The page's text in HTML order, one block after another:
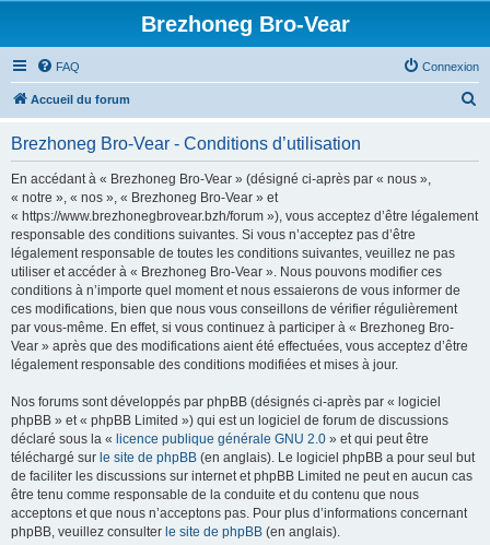
Brezhoneg Bro-Vear
FAQ Connexion
Accueil du forum
Brezhoneg Bro-Vear - Conditions d’utilisation
En accédant à « Brezhoneg Bro-Vear » (désigné ci-après par « nous »,
« notre », « nos », « Brezhoneg Bro-Vear » et
« https://www.brezhonegbrovear.bzh/forum »), vous acceptez d’être légalement
responsable des conditions suivantes. Si vous n’acceptez pas d’être
légalement responsable de toutes les conditions suivantes, veuillez ne pas
utiliser et accéder à « Brezhoneg Bro-Vear ». Nous pouvons modifier ces
conditions à n’importe quel moment et nous essaierons de vous informer de
ces modifications, bien que nous vous conseillons de vérifier régulièrement
par vous-même. En effet, si vous continuez à participer à « Brezhoneg Bro-
Vear » après que des modifications aient été effectuées, vous acceptez d’être
légalement responsable des conditions modifiées et mises à jour.
Nos forums sont développés par phpBB (désignés ci-après par « logiciel
phpBB » et « phpBB Limited ») qui est un logiciel de forum de discussions
déclaré sous la « licence publique générale GNU 2.0 » et qui peut être
téléchargé sur le site de phpBB (en anglais). Le logiciel phpBB a pour seul but
de faciliter les discussions sur internet et phpBB Limited ne peut en aucun cas
être tenu comme responsable de la conduite et du contenu que nous
acceptons et que nous n’acceptons pas. Pour plus d’informations concernant
phpBB, veuillez consulter le site de phpBB (en anglais).